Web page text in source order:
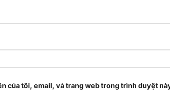
của tôi, email, và trang web trong trình duyệt